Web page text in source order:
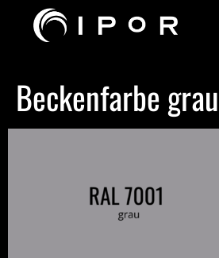
Beckenfarbe grau